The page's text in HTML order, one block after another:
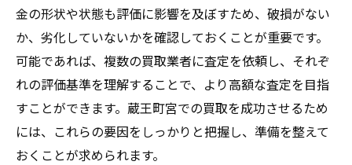
家族や友人との相談が有効な理由
査定における心理的準備の重要性
初めてでも安心できる業者の選定方法
満足のいく取引を目指す！蔵王町宮の金買取で
失敗しない方法
取引後の契約内容の確認方法
金の形状や状態も評価に影響を及ぼすため、破損がない
か、劣化していないかを確認しておくことが重要です。
可能であれば、複数の買取業者に査定を依頼し、それぞ
れの評価基準を理解することで、より高額な査定を目指
すことができます。蔵王町宮での買取を成功させるため
には、これらの要因をしっかりと把握し、準備を整えて
おくことが求められます。